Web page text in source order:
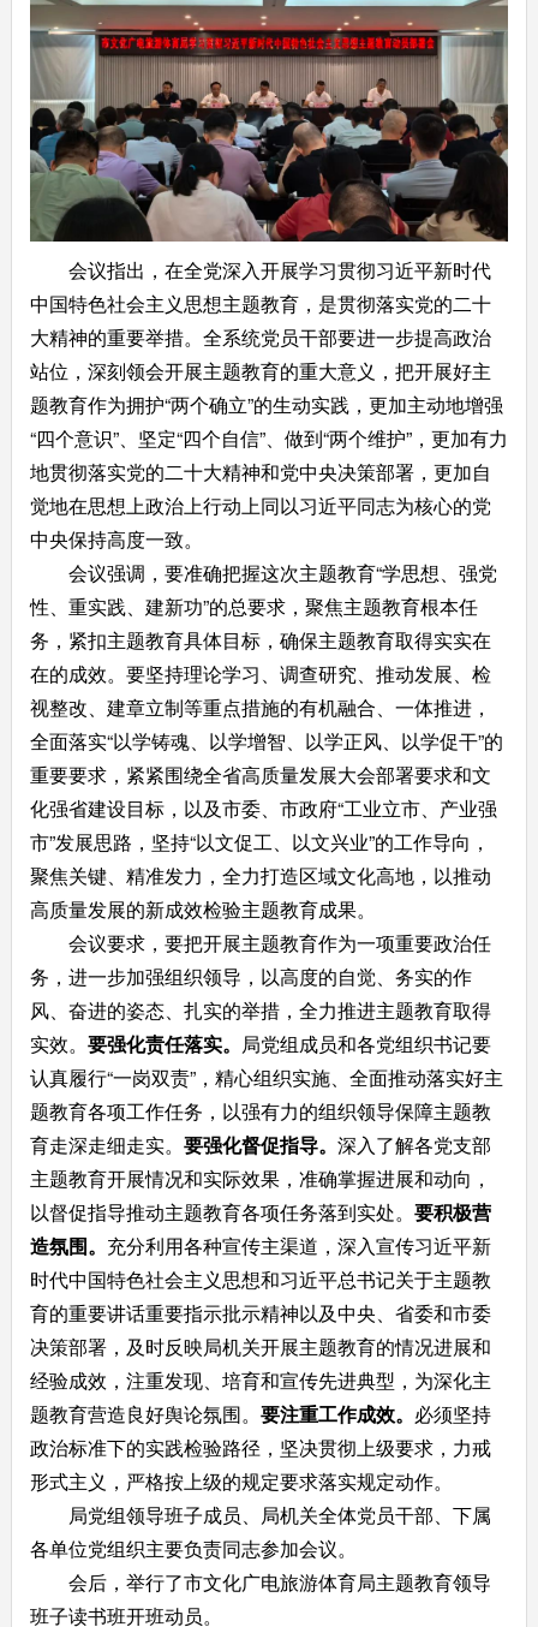
会议指出，在全党深入开展学习贯彻习近平新时代
中国特色社会主义思想主题教育，是贯彻落实党的二十
大精神的重要举措。全系统党员干部要进一步提高政治
站位，深刻领会开展主题教育的重大意义，把开展好主
题教育作为拥护“两个确立”的生动实践，更加主动地增强
“四个意识”、坚定“四个自信”、做到“两个维护”，更加有力
地贯彻落实党的二十大精神和党中央决策部署，更加自
觉地在思想上政治上行动上同以习近平同志为核心的党
中央保持高度一致。
会议强调，要准确把握这次主题教育“学思想、强党
性、重实践、建新功”的总要求，聚焦主题教育根本任
务，紧扣主题教育具体目标，确保主题教育取得实实在
在的成效。要坚持理论学习、调查研究、推动发展、检
视整改、建章立制等重点措施的有机融合、一体推进，
全面落实“以学铸魂、以学增智、以学正风、以学促干”的
重要要求，紧紧围绕全省高质量发展大会部署要求和文
化强省建设目标，以及市委、市政府“工业立市、产业强
市”发展思路，坚持“以文促工、以文兴业”的工作导向，
聚焦关键、精准发力，全力打造区域文化高地，以推动
高质量发展的新成效检验主题教育成果。
会议要求，要把开展主题教育作为一项重要政治任
务，进一步加强组织领导，以高度的自觉、务实的作
风、奋进的姿态、扎实的举措，全力推进主题教育取得
实效。 要强化责任落实。 局党组成员和各党组织书记要
认真履行“一岗双责”，精心组织实施、全面推动落实好主
题教育各项工作任务，以强有力的组织领导保障主题教
育走深走细走实。 要强化督促指导。 深入了解各党支部
主题教育开展情况和实际效果，准确掌握进展和动向，
以督促指导推动主题教育各项任务落到实处。 要积极营
造氛围。 充分利用各种宣传主渠道，深入宣传习近平新
时代中国特色社会主义思想和习近平总书记关于主题教
育的重要讲话重要指示批示精神以及中央、省委和市委
决策部署，及时反映局机关开展主题教育的情况进展和
经验成效，注重发现、培育和宣传先进典型，为深化主
题教育营造良好舆论氛围。 要注重工作成效。 必须坚持
政治标准下的实践检验路径，坚决贯彻上级要求，力戒
形式主义，严格按上级的规定要求落实规定动作。
局党组领导班子成员、局机关全体党员干部、下属
各单位党组织主要负责同志参加会议。
会后，举行了市文化广电旅游体育局主题教育领导
班子读书班开班动员。